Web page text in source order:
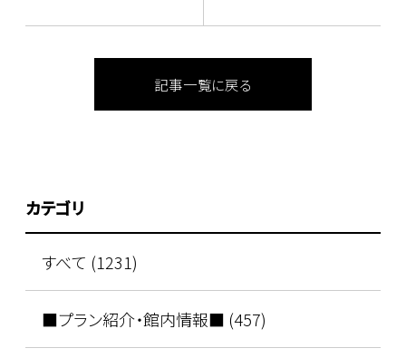
記事一覧に戻る
カテゴリ
すべて (1231)
■プラン紹介・館内情報■ (457)